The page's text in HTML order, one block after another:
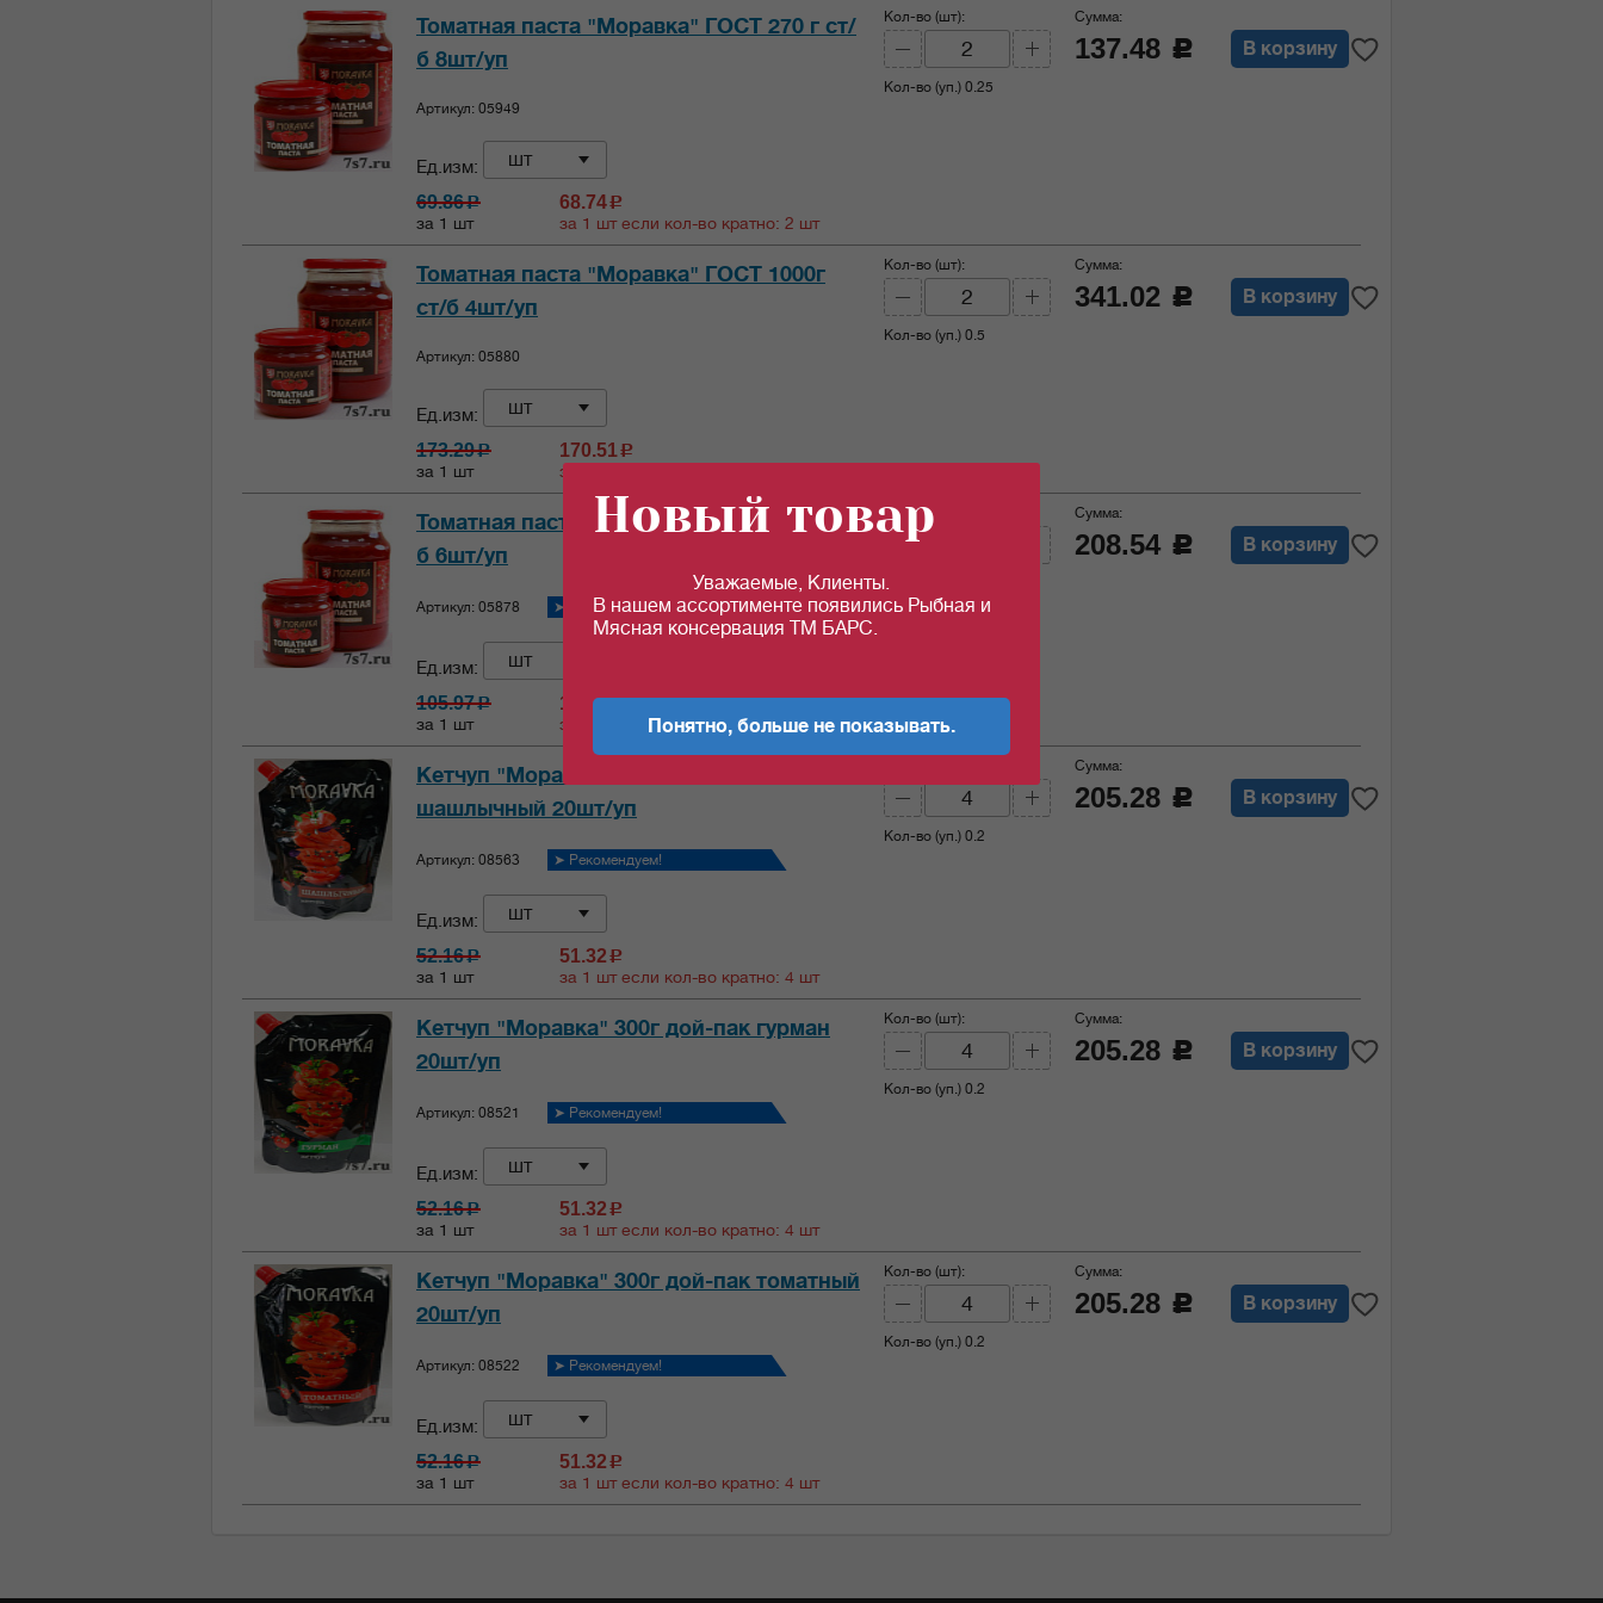
Томатная паста "Моравка" ГОСТ 270 г ст/
б 8шт/уп
Артикул: 05949
Ед.изм: шт
69.86c
за 1 шт
68.74c
за 1 шт если кол-во кратно: 2 шт
Кол-во (шт):
Кол-во (уп.) 0.25
Сумма:
137.48 c В корзину
Томатная паста "Моравка" ГОСТ 1000г
ст/б 4шт/уп
Артикул: 05880
Ед.изм: шт
173.29c
за 1 шт
170.51c
за 1 шт если кол-во кратно: 2 шт
Кол-во (шт):
Кол-во (уп.) 0.5
Сумма:
341.02 c В корзину
Томатная паста "Моравка" ГОСТ 480г ст/
б 6шт/уп
Артикул: 05878 ➤ Рекомендуем!
Ед.изм: шт
105.97c
за 1 шт
104.27
за 1 шт если кол-во кратно: 2 шт
Кол-во (шт):
Кол-во (уп.)
Сумма:
208.54 c В корзину
Кетчуп "Моравка" 300г дой-пак
шашлычный 20шт/уп
Артикул: 08563 ➤ Рекомендуем!
Ед.изм: шт
52.16c
за 1 шт
51.32 c
за 1 шт если кол-во кратно: 4 шт
Кол-во (уп.) 0.2
Сумма:
205.28 c В корзину
Кетчуп "Моравка" 300г дой-пак гурман
20шт/уп
Артикул: 08521 ➤ Рекомендуем!
Ед.изм: шт
52.16c
за 1 шт
51.32 c
за 1 шт если кол-во кратно: 4 шт
Кол-во (шт):
Кол-во (уп.) 0.2
Сумма:
205.28 c В корзину
Кетчуп "Моравка" 300г дой-пак томатный
20шт/уп
Артикул: 08522 ➤ Рекомендуем!
Ед.изм: шт
52.16c
за 1 шт
51.32 c
за 1 шт если кол-во кратно: 4 шт
Кол-во (шт):
Кол-во (уп.) 0.2
Сумма:
205.28 c В корзину
Новый товар
Уважаемые, Клиенты.
В нашем ассортименте появились Рыбная и
Мясная консервация ТМ БАРС.
Понятно, больше не показывать.